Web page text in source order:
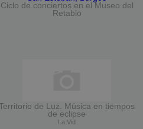
Ciclo de conciertos en el Museo del
Retablo
de Luz. Música en tiempos
de eclipse
La Vid